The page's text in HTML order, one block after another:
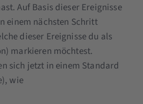
Auf Basis dieser Ereignisse
einem nächsten Schritt
dieser Ereignisse du als
markieren möchtest.
sich jetzt in einem Standard
wie